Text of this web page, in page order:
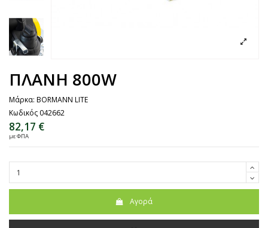
ΠΛΑΝΗ 800W
Μάρκα: BORMANN LITE
Κωδικός 042662
82,17 €
με ΦΠΑ
Αγορά